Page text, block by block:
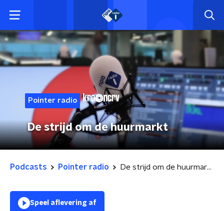
Pointer radio
De strijd om de huurmarkt
Podcasts Pointer radio De strijd om de huurmarkt
Speel aflevering af